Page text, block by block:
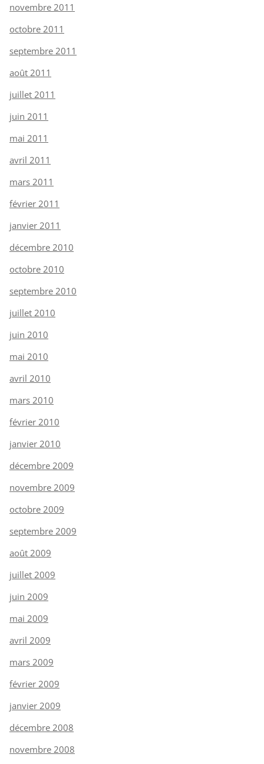
novembre 2011
octobre 2011
septembre 2011
août 2011
juillet 2011
juin 2011
mai 2011
avril 2011
mars 2011
février 2011
janvier 2011
décembre 2010
octobre 2010
septembre 2010
juillet 2010
juin 2010
mai 2010
avril 2010
mars 2010
février 2010
janvier 2010
décembre 2009
novembre 2009
octobre 2009
septembre 2009
août 2009
juillet 2009
juin 2009
mai 2009
avril 2009
mars 2009
février 2009
janvier 2009
décembre 2008
novembre 2008